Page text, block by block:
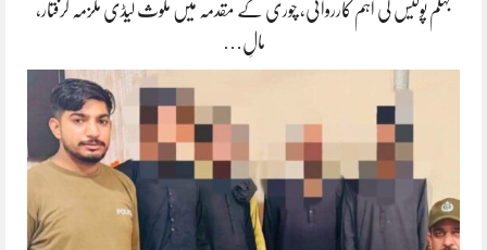
جہلم پولیس کی اہم کارروائی، چوری کے مقدمہ میں ملوث لیڈی ملزمہ گرفتار،
مالِ…